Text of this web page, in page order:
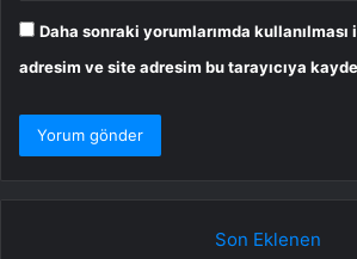
Daha sonraki yorumlarımda kullanılması
adresim ve site adresim bu tarayıcıya
Son Eklenen